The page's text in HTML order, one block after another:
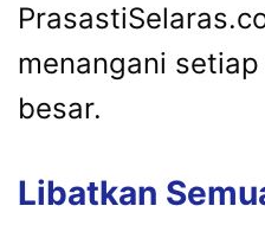
menangani
besar.
Libatkan